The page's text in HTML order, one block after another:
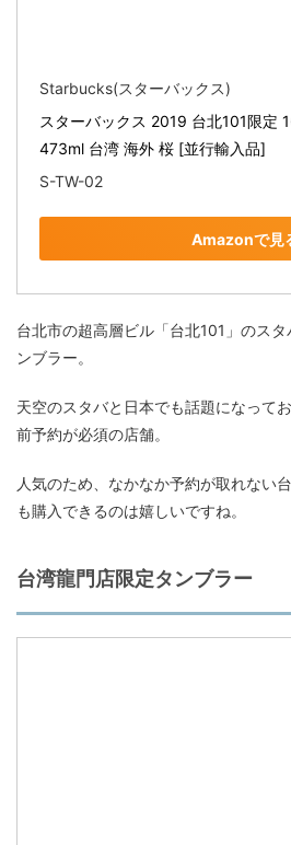
Starbucks(スターバックス)
スターバックス 2019 台北101限定
473ml 台湾 海外 桜 [並行輸入品]
S-TW-02
Amazonで見
台北市の超高層ビル「台北101」のス
ンブラー。
天空のスタバと日本でも話題になって
前予約が必須の店舗。
人気のため、なかなか予約が取れない
も購入できるのは嬉しいですね。
台湾龍門店限定タンブラー